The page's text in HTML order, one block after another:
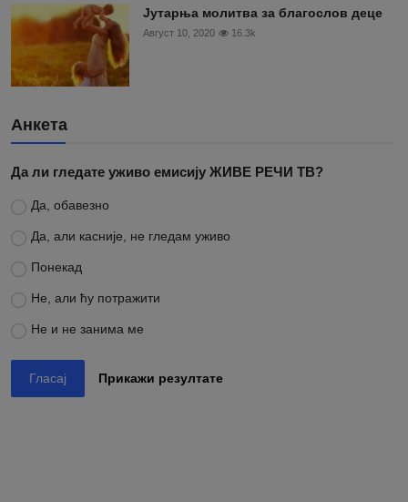
Јутарња молитва за благослов деце
Август 10, 2020 16.3k
Анкета
Да ли гледате уживо емисију ЖИВЕ РЕЧИ ТВ?
Да, обавезно
Да, али касније, не гледам уживо
Понекад
Не, али ћу потражити
Не и не занима ме
Гласај Прикажи резултате